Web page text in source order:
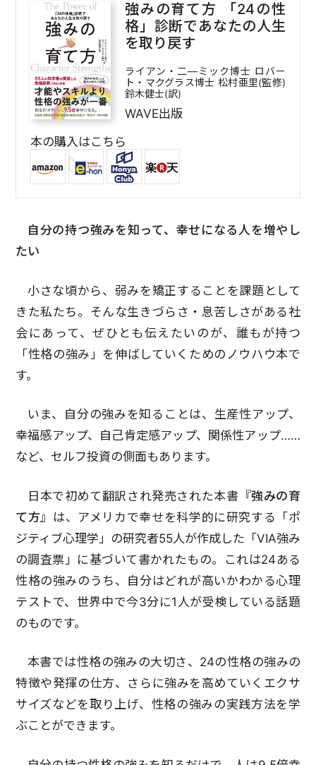
強みの育て方 「24の性
格」診断であなたの人生
を取り戻す
ライアン・二―ミック博士 ロバー
ト・マクグラス博士 松村亜里(監修)
鈴木健士(訳)
WAVE出版
本の購入はこちら
自分の持つ強みを知って、幸せになる人を増やし
たい
小さな頃から、弱みを矯正することを課題として
きた私たち。そんな生きづらさ・息苦しさがある社
会にあって、ぜひとも伝えたいのが、誰もが持つ
「性格の強み」を伸ばしていくためのノウハウ本で
す。
いま、自分の強みを知ることは、生産性アップ、
幸福感アップ、自己肯定感アップ、関係性アップ……
など、セルフ投資の側面もあります。
日本で初めて翻訳され発売された本書 『強みの育
て方』
は、アメリカで幸せを科学的に研究する「ポ
ジティブ心理学」の研究者55人が作成した「VIA強み
の調査票」に基づいて書かれたもの。これは24ある
性格の強みのうち、自分はどれが高いかわかる心理
テストで、世界中で今3分に1人が受検している話題
のものです。
本書では性格の強みの大切さ、24の性格の強みの
特徴や発揮の仕方、さらに強みを高めていくエクサ
サイズなどを取り上げ、性格の強みの実践方法を学
ぶことができます。